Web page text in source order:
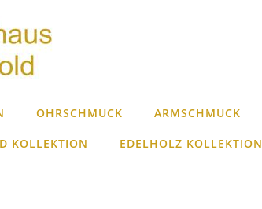
OHRSCHMUCK ARMSCHMUCK
KOLLEKTION EDELHOLZ KOLLEKTION